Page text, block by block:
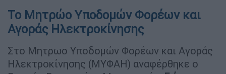
Το Μητρώο Υποδομών Φορέων και
Αγοράς Ηλεκτροκίνησης
Στο Μητρωο Υποδομών Φορέων και Αγοράς
Ηλεκτροκίνησης (ΜΥΦΑΗ) αναφέρθηκε ο